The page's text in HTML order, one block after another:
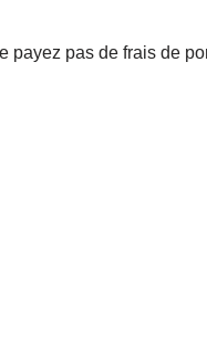
pas de frais de